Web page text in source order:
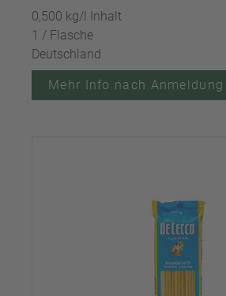
0,500 kg/l Inhalt
1 / Flasche
Deutschland
Mehr Info nach Anmeldung